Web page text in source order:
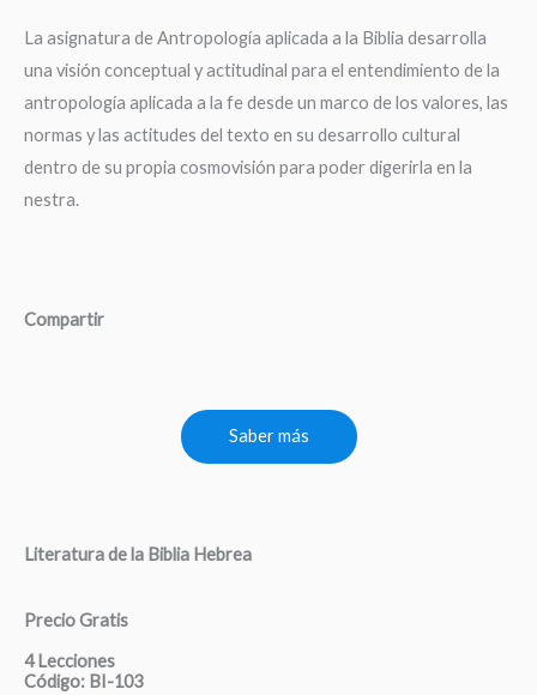
La asignatura de Antropología aplicada a la Biblia desarrolla
una visión conceptual y actitudinal para el entendimiento de la
antropología aplicada a la fe desde un marco de los valores, las
normas y las actitudes del texto en su desarrollo cultural
dentro de su propia cosmovisión para poder digerirla en la
nestra.
Compartir
Saber más
Literatura de la Biblia Hebrea
Precio Gratis
4 Lecciones
Código: BI-103